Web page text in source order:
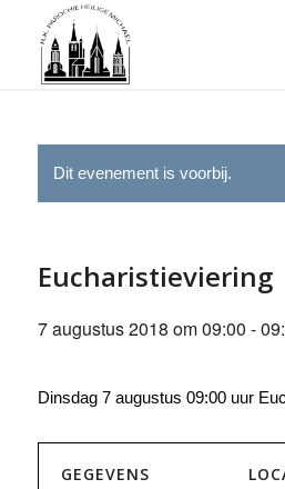
Dit evenement is voorbij.
Eucharistieviering
7 augustus 2018 om 09:00 -
Dinsdag 7 augustus 09:00 uur
GEGEVENS